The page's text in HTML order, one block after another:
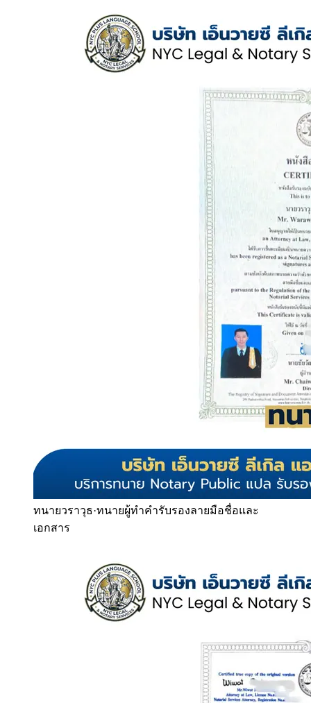
ทนายวราวุธ·ทนายผู้ทำคำรับรองลายมือชื่อและ
เอกสาร